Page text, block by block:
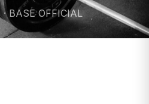
BASE OFFICIAL